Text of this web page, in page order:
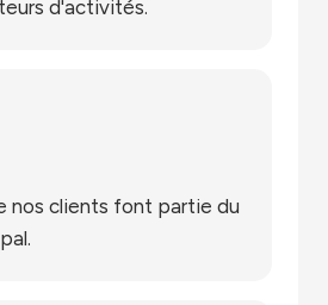
d'activités.
nos clients font partie du